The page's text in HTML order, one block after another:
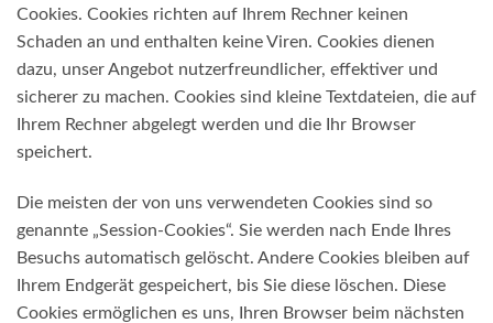
Cookies. Cookies richten auf Ihrem Rechner keinen
Schaden an und enthalten keine Viren. Cookies dienen
dazu, unser Angebot nutzerfreundlicher, effektiver und
sicherer zu machen. Cookies sind kleine Textdateien, die auf
Ihrem Rechner abgelegt werden und die Ihr Browser
speichert.
Die meisten der von uns verwendeten Cookies sind so
genannte „Session-Cookies“. Sie werden nach Ende Ihres
Besuchs automatisch gelöscht. Andere Cookies bleiben auf
Ihrem Endgerät gespeichert, bis Sie diese löschen. Diese
Cookies ermöglichen es uns, Ihren Browser beim nächsten